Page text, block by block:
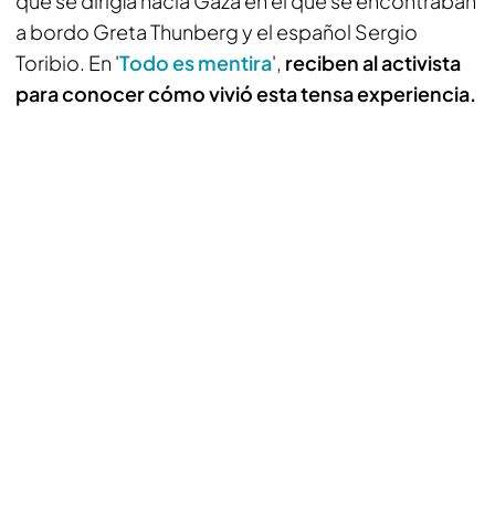
a bordo Greta Thunberg y el español Sergio
Toribio. En 'Todo es mentira', reciben al activista
para conocer cómo vivió esta tensa experiencia.